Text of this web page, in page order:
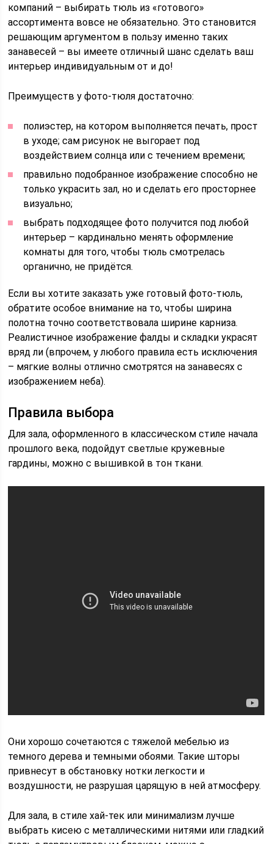
компаний – выбирать тюль из «готового»
ассортимента вовсе не обязательно. Это становится
решающим аргументом в пользу именно таких
занавесей – вы имеете отличный шанс сделать ваш
интерьер индивидуальным от и до!
Преимуществ у фото-тюля достаточно:
полиэстер, на котором выполняется печать, прост
в уходе; сам рисунок не выгорает под
воздействием солнца или с течением времени;
правильно подобранное изображение способно не
только украсить зал, но и сделать его просторнее
визуально;
выбрать подходящее фото получится под любой
интерьер – кардинально менять оформление
комнаты для того, чтобы тюль смотрелась
органично, не придётся.
Если вы хотите заказать уже готовый фото-тюль,
обратите особое внимание на то, чтобы ширина
полотна точно соответствовала ширине карниза.
Реалистичное изображение фалды и складки украсят
вряд ли (впрочем, у любого правила есть исключения
– мягкие волны отлично смотрятся на занавесях с
изображением неба).
Правила выбора
Для зала, оформленного в классическом стиле начала
прошлого века, подойдут светлые кружевные
гардины, можно с вышивкой в тон ткани.
Они хорошо сочетаются с тяжелой мебелью из
темного дерева и темными обоями. Такие шторы
привнесут в обстановку нотки легкости и
воздушности, не разрушая царящую в ней атмосферу.
Для зала, в стиле хай-тек или минимализм лучше
выбрать кисею с металлическими нитями или гладкий